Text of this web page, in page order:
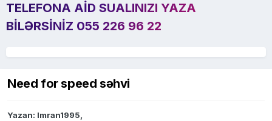
TELEFONA AID SUALINIZI YAZA
BILƏRSINIZ 055 226 96 22
Need for speed səhvi
Yazan: Imran1995,